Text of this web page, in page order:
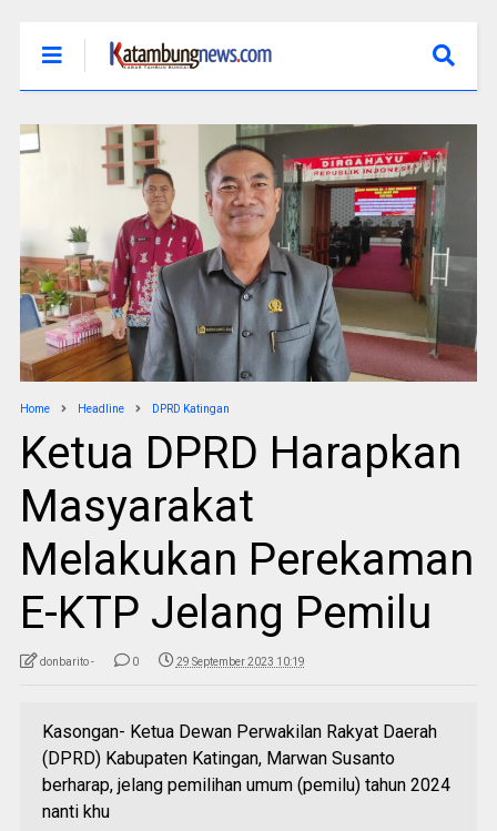
Home Headline DPRD Katingan
Ketua DPRD Harapkan
Masyarakat
Melakukan Perekaman
E-KTP Jelang Pemilu
donbarito - 0 29 September 2023 10:19
Kasongan- Ketua Dewan Perwakilan Rakyat Daerah
(DPRD) Kabupaten Katingan, Marwan Susanto
berharap, jelang pemilihan umum (pemilu) tahun 2024
nanti khu